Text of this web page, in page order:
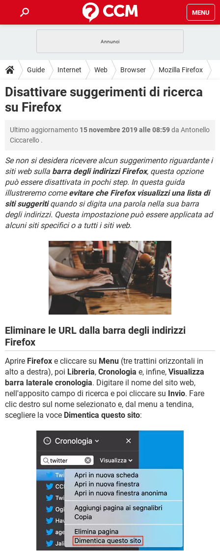
MENU
INTRATTENIMENTO ANDROID
iOS WINDOWS 10
INSTAGRAM
HARDWARE
GUIDE
COVID-19
INTRATTENIMENTO ANDROID
INSTAGRAM WHATSAPP
HARDWARE
DOWNLOAD
COVID-19
iOS
INSTAGRAM WHATSAPP
TIKTOK FACEBOOK
HARDWARE
FORUM
COVID-19 GAMING
iOS WINDOWS 10
INSTAGRAM WHATSAPP
TIKTOK FACEBOOK
HARDWARE
GLOSSARIO
COVID-19
INTRATTENIMENTO ANDROID
iOS WINDOWS 10
INSTAGRAM WHATSAPP
TIKTOK FACEBOOK
Guide Internet Web Browser Mozilla Firefox
Disattivare suggerimenti di ricerca
su Firefox
Ultimo aggiornamento 15 novembre 2019 alle 08:59da Antonello
Ciccarello .
Se non si desidera ricevere alcun suggerimento riguardante i
siti web sulla barra degli indirizzi Firefox, questa opzione
può essere disattivata in pochi step. In questa guida
illustreremo comeevitare che Firefox visualizzi una lista di
siti suggeritiquando si digita una parola nella sua barra
degli indirizzi. Questa impostazione può essere applicata ad
alcuni siti specifici o a tutti i siti web.
Eliminare le URL dalla barra degli indirizzi
Firefox
Aprire Firefox e cliccare su Menu (tre trattini orizzontali in
alto a destra), poi Libreria, Cronologia e, infine, Visualizza
barra laterale cronologia. Digitare il nome del sito web,
nell'apposito campo di ricerca e poi cliccare su Invio. Fare
clic destro sul nome selezionato e, dal menu a tendina,
scegliere la voce Dimentica questo sito: